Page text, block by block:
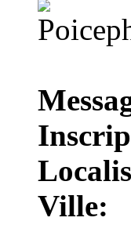
Ville: